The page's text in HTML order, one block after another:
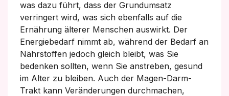
was dazu führt, dass der Grundumsatz
verringert wird, was sich ebenfalls auf die
Ernährung älterer Menschen auswirkt. Der
Energiebedarf nimmt ab, während der Bedarf an
Nährstoffen jedoch gleich bleibt, was Sie
bedenken sollten, wenn Sie anstreben, gesund
im Alter zu bleiben. Auch der Magen-Darm-
Trakt kann Veränderungen durchmachen,